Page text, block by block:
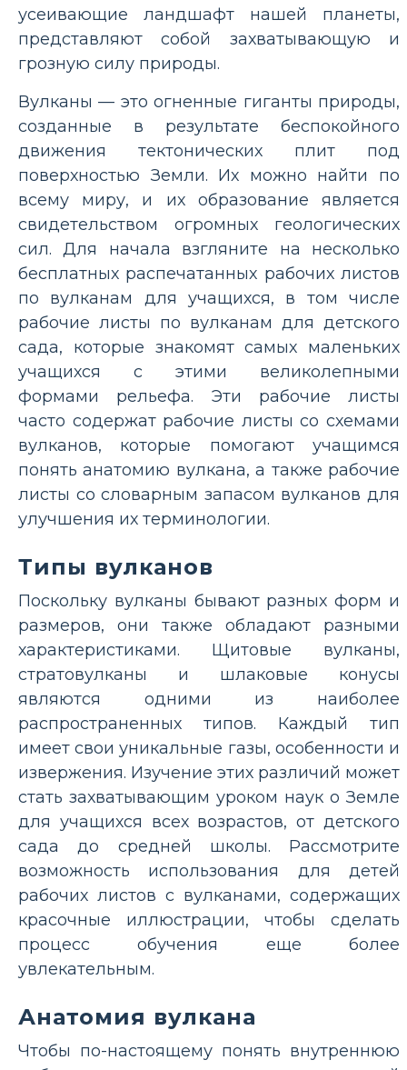
усеивающие ландшафт нашей планеты,
представляют собой захватывающую и
грозную силу природы.
Вулканы — это огненные гиганты природы,
созданные в результате беспокойного
движения тектонических плит под
поверхностью Земли. Их можно найти по
всему миру, и их образование является
свидетельством огромных геологических
сил. Для начала взгляните на несколько
бесплатных распечатанных рабочих листов
по вулканам для учащихся, в том числе
рабочие листы по вулканам для детского
сада, которые знакомят самых маленьких
учащихся с этими великолепными
формами рельефа. Эти рабочие листы
часто содержат рабочие листы со схемами
вулканов, которые помогают учащимся
понять анатомию вулкана, а также рабочие
листы со словарным запасом вулканов для
улучшения их терминологии.
Типы вулканов
Поскольку вулканы бывают разных форм и
размеров, они также обладают разными
характеристиками. Щитовые вулканы,
стратовулканы и шлаковые конусы
являются одними из наиболее
распространенных типов. Каждый тип
имеет свои уникальные газы, особенности и
извержения. Изучение этих различий может
стать захватывающим уроком наук о Земле
для учащихся всех возрастов, от детского
сада до средней школы. Рассмотрите
возможность использования для детей
рабочих листов с вулканами, содержащих
красочные иллюстрации, чтобы сделать
процесс обучения еще более
увлекательным.
Анатомия вулкана
Чтобы по-настоящему понять внутреннюю